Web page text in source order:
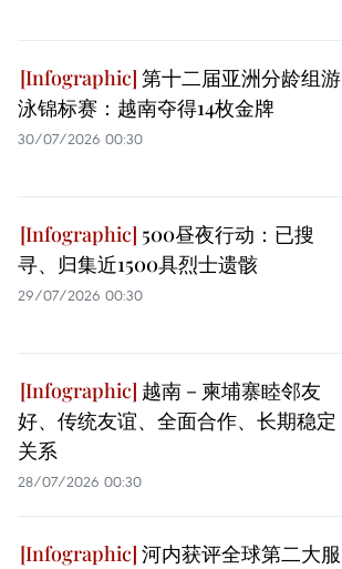
第十二届亚洲分龄组游
泳锦标赛：越南夺得14枚金牌
30/07/2026 00:30
500昼夜行动：已搜
寻、归集近1500具烈士遗骸
29/07/2026 00:30
越南－柬埔寨睦邻友
好、传统友谊、全面合作、长期稳定
关系
28/07/2026 00:30
河内获评全球第二大服